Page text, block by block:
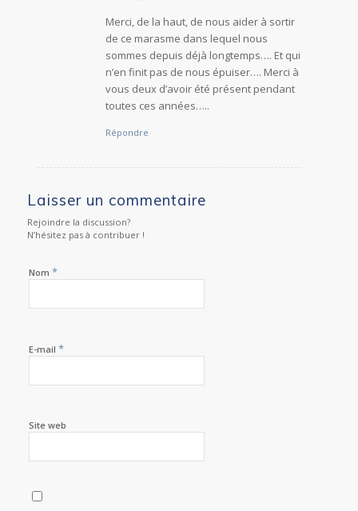
Merci, de la haut, de nous aider à sortir
de ce marasme dans lequel nous
sommes depuis déjà longtemps…. Et qui
n’en finit pas de nous épuiser…. Merci à
vous deux d’avoir été présent pendant
toutes ces années…..
Répondre
Laisser un commentaire
Rejoindre la discussion?
N’hésitez pas à contribuer !
Nom *
E-mail *
Site web